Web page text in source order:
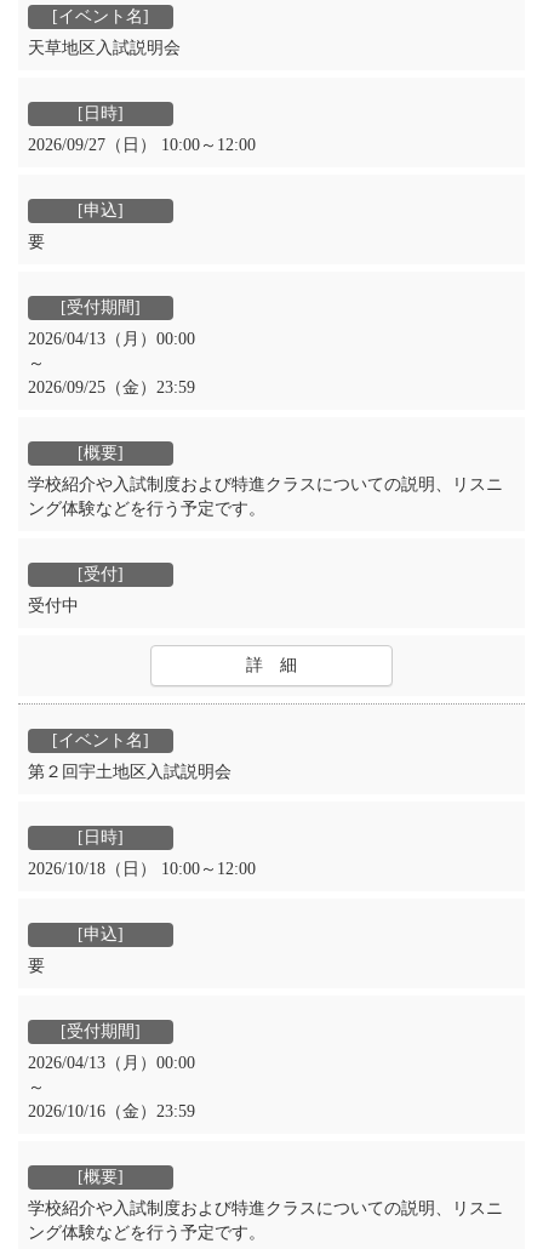
天草地区入試説明会
2026/09/27（日） 10:00～12:00
要
2026/04/13（月）00:00
～
2026/09/25（金）23:59
学校紹介や入試制度および特進クラスについての説明、リスニ
ング体験などを行う予定です。
受付中
詳 細
第２回宇土地区入試説明会
2026/10/18（日） 10:00～12:00
要
2026/04/13（月）00:00
～
2026/10/16（金）23:59
学校紹介や入試制度および特進クラスについての説明、リスニ
ング体験などを行う予定です。